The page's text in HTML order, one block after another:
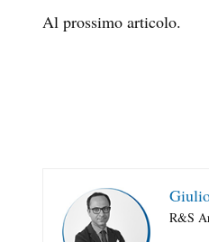
Al prossimo articolo.
R&S